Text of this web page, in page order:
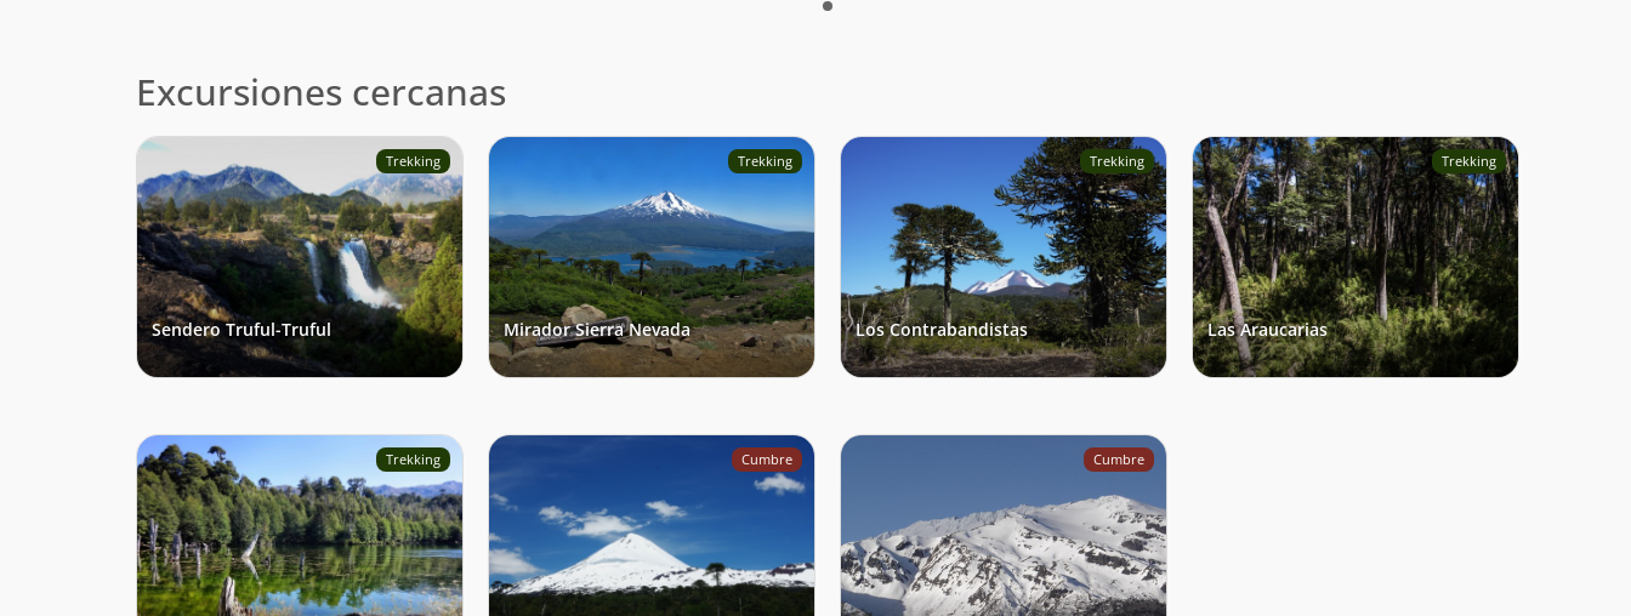
Excursiones cercanas
Trekking
Sendero Truful-Truful
Trekking
Mirador Sierra Nevada
Trekking
Los Contrabandistas
Trekking
Las Araucarias
Trekking Cumbre Cumbre